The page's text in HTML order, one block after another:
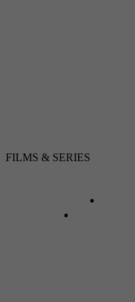
FILMS & SERIES